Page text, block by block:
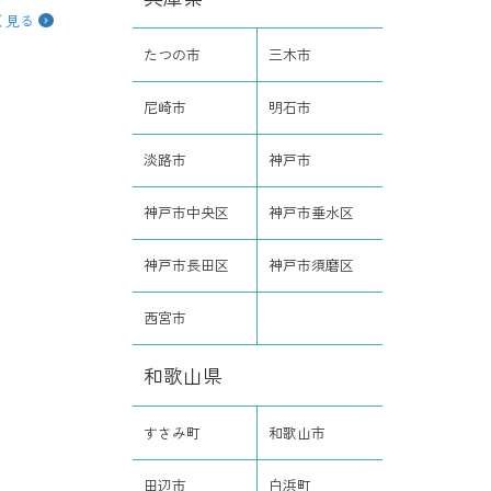
見る
たつの市 三木市
尼崎市 明石市
淡路市 神戸市
神戸市中央区 神戸市垂水区
神戸市長田区 神戸市須磨区
西宮市
和歌山県
すさみ町 和歌山市
田辺市 白浜町